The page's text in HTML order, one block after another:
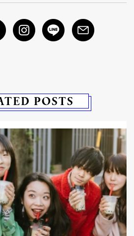
POSTS